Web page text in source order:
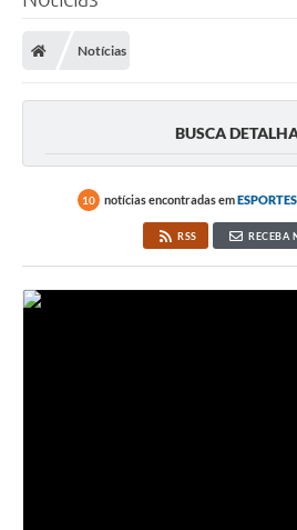
Notícias
BUSCA
10 notícias encontradas em
RSS RECEBA